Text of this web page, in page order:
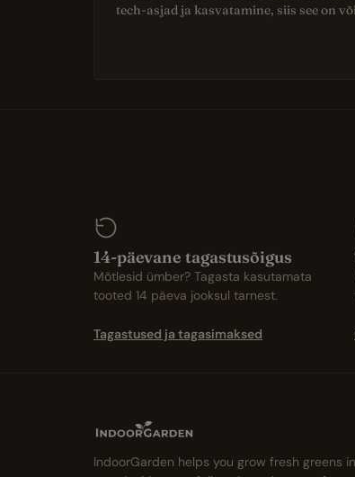
tech-asjad ja kasvatamine, siis see on
14-päevane tagastusõigus
Mõtlesid ümber? Tagasta kasutamata
tooted 14 päeva jooksul tarnest.
Tagastused ja tagasimaksed
IndoorGarden helps you grow fresh greens